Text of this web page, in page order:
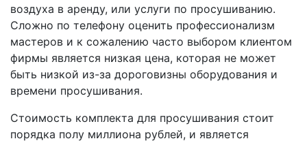
воздуха в аренду, или услуги по просушиванию.
Сложно по телефону оценить профессионализм
мастеров и к сожалению часто выбором клиентом
фирмы является низкая цена, которая не может
быть низкой из-за дороговизны оборудования и
времени просушивания.
Стоимость комплекта для просушивания стоит
порядка полу миллиона рублей, и является